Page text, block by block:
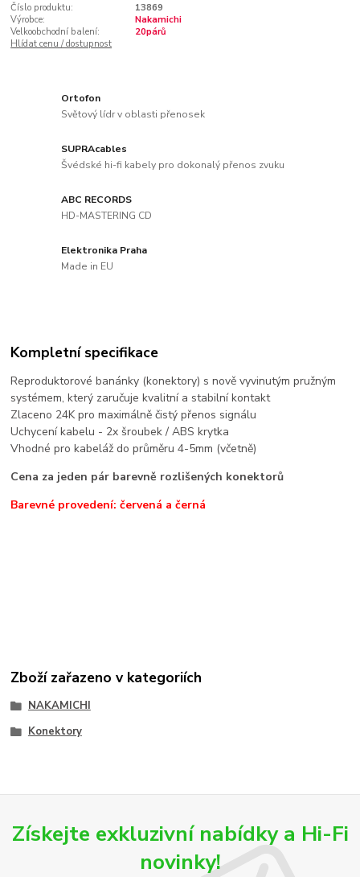
Číslo produktu:
13869
Výrobce:
Nakamichi
Velkoobchodní balení:
20párů
Hlídat cenu / dostupnost
Ortofon
Světový lídr v oblasti přenosek
SUPRAcables
Švédské hi-fi kabely pro dokonalý přenos zvuku
ABC RECORDS
HD-MASTERING CD
Elektronika Praha
Made in EU
Kompletní specifikace
Reproduktorové banánky (konektory) s nově vyvinutým pružným
systémem, který zaručuje kvalitní a stabilní kontakt
Zlaceno 24K pro maximálně čistý přenos signálu
Uchycení kabelu - 2x šroubek / ABS krytka
Vhodné pro kabeláž do průměru 4-5mm (včetně)
Cena za jeden pár barevně rozlišených konektorů
Barevné provedení: červená a černá
Zboží zařazeno v kategoriích
NAKAMICHI
Konektory
Získejte exkluzivní nabídky a Hi-Fi
novinky!